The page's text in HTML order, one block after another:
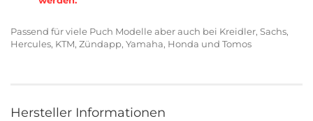
Passend für viele Puch Modelle aber auch bei Kreidler, Sachs,
Hercules, KTM, Zündapp, Yamaha, Honda und Tomos
Hersteller Informationen